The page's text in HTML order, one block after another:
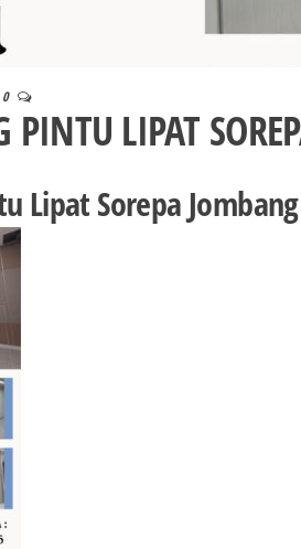
0
PINTU LIPAT
Lipat Sorepa Jombang